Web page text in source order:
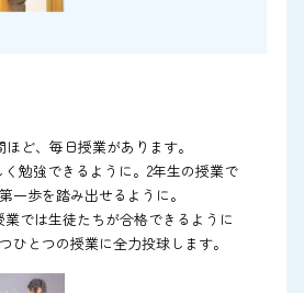
ほど、毎日授業があります。
勉強できるように。2年生の授業で
一歩を踏み出せるように。
業では生徒たちが合格できるように
ひとつの授業に全力投球します。